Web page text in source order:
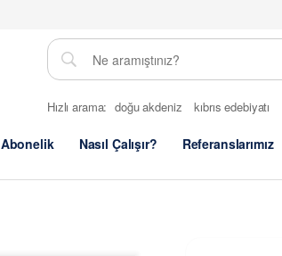
Hızlı arama: doğu akdeniz kıbrıs edebiyatı
Abonelik Nasıl Çalışır? Referanslarımız